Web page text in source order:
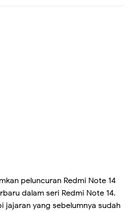
peluncuran Redmi Note 14
dalam seri Redmi Note 14.
jajaran yang sebelumnya sudah